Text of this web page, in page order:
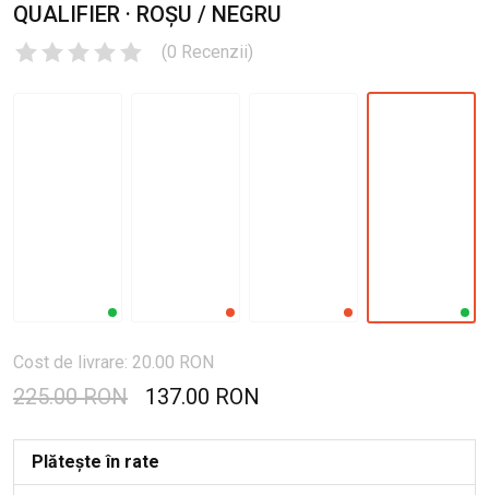
QUALIFIER · ROȘU / NEGRU
(0 Recenzii)
Cost de livrare: 20.00 RON
225.00 RON 137.00 RON
Plătește în rate